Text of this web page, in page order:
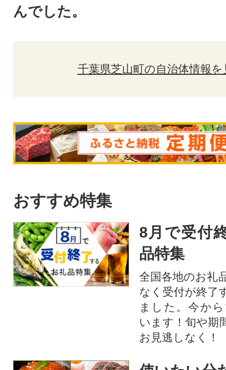
んでした。
千葉県芝山町の自治体情報を
おすすめ特集
8月で受付
品特集
全国各地のお礼
なく受付が終了
ました。今か
います！旬や期
お見逃しなく！